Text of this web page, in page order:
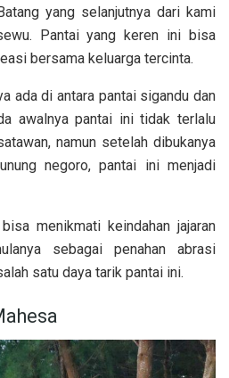
yang selanjutnya dari kami
Pantai yang keren ini bisa
bersama keluarga tercinta.
ada di antara pantai sigandu dan
awalnya pantai ini tidak terlalu
namun setelah dibukanya
negoro, pantai ini menjadi
menikmati keindahan jajaran
sebagai penahan abrasi
satu daya tarik pantai ini.